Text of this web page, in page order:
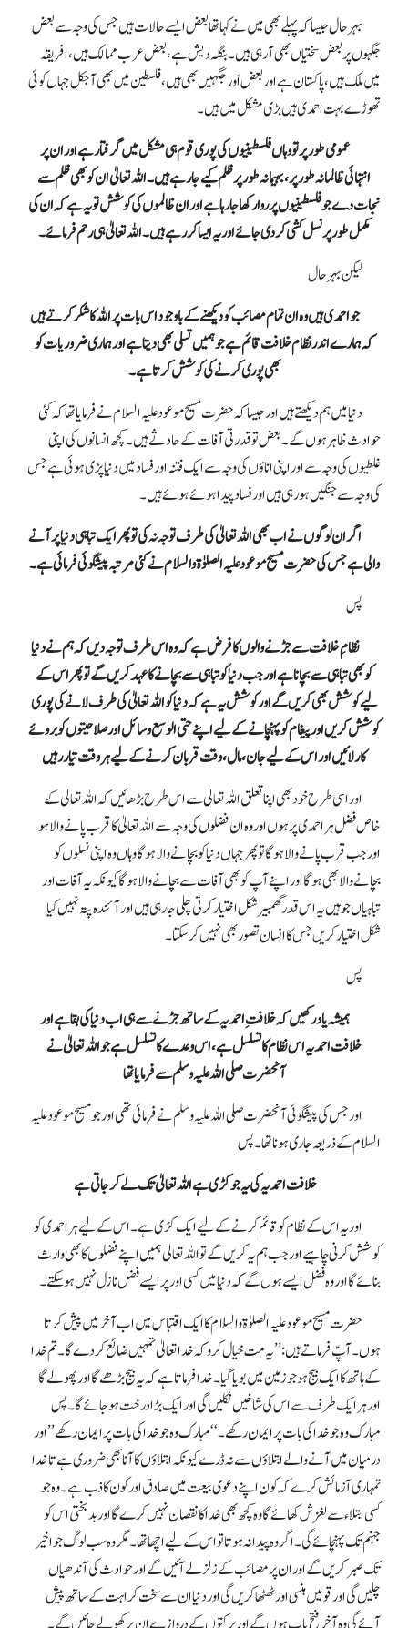
بہرحال جیسا کہ پہلے بھی میں نے کہا تھا بعض ایسے حالات ہیں جس کی وجہ سے بعض
جگہوں پر بعض سختیاں بھی آ رہی ہیں۔ بنگلہ دیش ہے، بعض عرب ممالک ہیں، افریقہ
میں ملک ہیں، پاکستان ہے اور بعض اَور جگہیں بھی ہیں، فلسطین میں بھی آجکل جہاں کوئی
تھوڑے بہت احمدی ہیں بڑی مشکل میں ہیں۔
عمومی طور پر تو وہاں فلسطینیوں کی پوری قوم ہی مشکل میں گرفتار ہے اور ان پر
انتہائی ظالمانہ طور پر، بہیمانہ طور پر ظلم کیے جا رہے ہیں۔ اللہ تعالیٰ ان کو بھی ظلم سے
نجات دے جو فلسطینیوں پر روا رکھا جا رہا ہے اور ان ظالموں کی کوشش تو یہ ہے کہ ان کی
مکمل طور پر نسل کشی کر دی جائے اور یہ ایسا کر رہے ہیں۔ اللہ تعالیٰ ہی رحم فرمائے۔
لیکن بہرحال
جو احمدی ہیں وہ ان تمام مصائب کو دیکھنے کے باوجود اس بات پر اللہ کا شکر کرتے ہیں
کہ ہمارے اندر نظام خلافت قائم ہے جو ہمیں تسلی بھی دیتا ہے اور ہماری ضروریات کو
بھی پوری کرنے کی کوشش کرتا ہے۔
دنیا میں ہم دیکھتے ہیں اور جیسا کہ حضرت مسیح موعود علیہ السلام نے فرمایا تھا کہ کئی
حوادث ظاہر ہوں گے۔ بعض تو قدرتی آفات کے حادثے ہیں۔ کچھ انسانوں کی اپنی
غلطیوں کی وجہ سے اور اپنی اناؤں کی وجہ سے ایک فتنہ اور فساد میں دنیا پڑی ہوئی ہے جس
کی وجہ سے جنگیں ہو رہی ہیں اور فساد پیدا ہوئے ہوئے ہیں۔
اگر ان لوگوں نے اب بھی اللہ تعالیٰ کی طرف توجہ نہ کی تو پھر ایک تباہی دنیا پر آنے
والی ہے جس کی حضرت مسیح موعود علیہ الصلوٰة والسلام نے کئی مرتبہ پیشگوئی فرمائی ہے۔
پس
نظامِ خلافت سے جڑنے والوں کا فرض ہے کہ وہ اس طرف توجہ دیں کہ ہم نے دنیا
کو بھی تباہی سے بچانا ہے اور جب دنیا کو تبا ہی سے بچانے کا عہد کریں گے تو پھر اس کے
لیے کوشش بھی کریں گے اور کوشش یہ ہے کہ دنیا کو اللہ تعالیٰ کی طرف لانے کی پوری
کوشش کریں اور پیغام کو پہنچانے کے لیے اپنے حتی الوسع وسائل اور صلاحیتوں کو بروئے
کار لائیں اور اس کے لیے جان، مال، وقت قربان کرنے کے لیے ہر وقت تیار رہیں
اور اسی طرح خود بھی اپنا تعلق اللہ تعالیٰ سے اس طرح بڑھائیں کہ اللہ تعالیٰ کے
خاص فضل ہر احمدی پر ہوں اور وہ ان فضلوں کی وجہ سے اللہ تعالیٰ کا قرب پانے والا ہو
اور جب قرب پانے والا ہو گا تو پھر جہاں دنیا کو بچانے والا ہو گا وہاں وہ اپنی نسلوں کو
بچانے والا بھی ہو گا اور اپنے آپ کو بھی آفات سے بچانے والا ہو گا کیونکہ یہ آفات اور
تباہیاں جو ہیں یہ اس قدر گھمبیر شکل اختیار کرتی چلی جا رہی ہیں اور آئندہ پتہ نہیں کیا
شکل اختیار کریں جس کا انسان تصور بھی نہیں کر سکتا۔
پس
ہمیشہ یاد رکھیں کہ خلافتِ احمدیہ کے ساتھ جڑنے سے ہی اب دنیا کی بقاہے اور
خلافت احمدیہ اس نظام کا تسلسل ہے، اس وعدے کا تسلسل ہے جو اللہ تعالیٰ نے
آنحضرت صلی اللہ علیہ وسلم سے فرمایا تھا
اور جس کی پیشگوئی آنحضرت صلی اللہ علیہ وسلم نے فرمائی تھی اور جو مسیح موعود علیہ
السلام کے ذریعہ جاری ہونا تھا۔ پس
خلافت احمدیہ کی یہ جو کڑی ہے اللہ تعالیٰ تک لے کر جاتی ہے
اور یہ اس کے نظام کو قائم کرنے کے لیے ایک کڑی ہے۔ اس کے لیے ہر احمدی کو
کوشش کرنی چاہیے اور جب ہم یہ کریں گے تو اللہ تعالیٰ ہمیں اپنے فضلوں کا بھی وارث
بنائے گااور وہ فضل ایسے ہوں گے کہ دنیا میں کسی اور پر ایسے فضل نازل نہیں ہو سکتے۔
حضرت مسیح موعود علیہ الصلوٰة والسلام کا ایک اقتباس میں اب آخر میں پیش کرتا
ہوں۔ آپؑ فرماتے ہیں: ’’یہ مت خیال کرو کہ خدا تعالیٰ تمہیں ضائع کر دے گا۔ تم خدا
کے ہاتھ کا ایک بیج ہو جو زمین میں بویا گیا۔ خدا فرماتا ہے کہ یہ بیج بڑھے گا اور پھولے گا
اور ہر ایک طرف سے اس کی شاخیں نکلیں گی اور ایک بڑا درخت ہوجائے گا۔ پس
مبارک وہ جو خدا کی بات پر ایمان رکھے۔‘‘مبارک وہ جو خدا کی بات پر ایمان رکھے ’’اور
درمیان میں آنے والے ابتلاؤں سے نہ ڈرے کیونکہ ابتلاؤں کا آنا بھی ضروری ہے تا خدا
تمہاری آزمائش کرے کہ کون اپنے دعوی بیعت میں صادق اور کون کاذب ہے۔ وہ جو
کسی ابتلاء سے لغزش کھائے گا وہ کچھ بھی خدا کا نقصان نہیں کرے گا اور بدبختی اس کو
جہنم تک پہنچائے گی۔ اگر وہ پیدا نہ ہوتا تو اس کے لیے اچھا تھا۔ مگر وہ سب لوگ جو اخیر
تک صبر کریں گے اور ان پر مصائب کے زلزلے آئیں گے اور حوادث کی آندھیاں
چلیں گی اور قومیں ہنسی اور ٹھٹھا کریں گی اور دنیا ان سے سخت کراہت کے ساتھ پیش